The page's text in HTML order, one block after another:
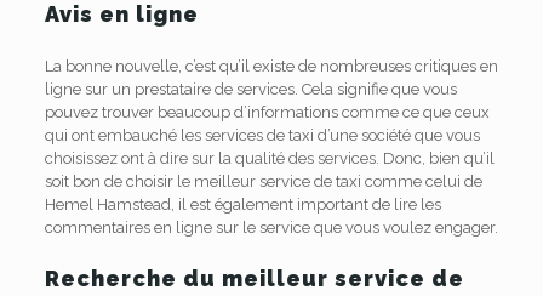
Avis en ligne
La bonne nouvelle, c’est qu’il existe de nombreuses critiques en
ligne sur un prestataire de services. Cela signifie que vous
pouvez trouver beaucoup d’informations comme ce que ceux
qui ont embauché les services de taxi d’une société que vous
choisissez ont à dire sur la qualité des services. Donc, bien qu’il
soit bon de choisir le meilleur service de taxi comme celui de
Hemel Hamstead, il est également important de lire les
commentaires en ligne sur le service que vous voulez engager.
Recherche du meilleur service de